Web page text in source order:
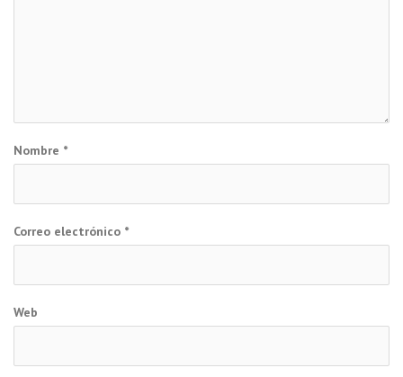
Nombre *
Correo electrónico *
Web